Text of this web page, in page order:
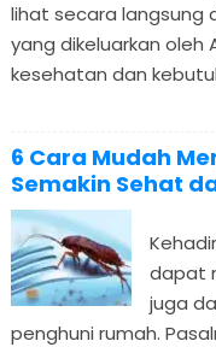
lihat secara langsung
yang dikeluarkan oleh
kesehatan dan
6 Cara Mudah
Semakin Sehat
dapat
juga
penghuni rumah.